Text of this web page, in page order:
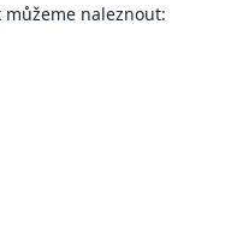
naleznout: